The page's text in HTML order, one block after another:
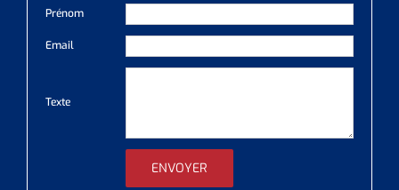
Prénom
Email
Texte